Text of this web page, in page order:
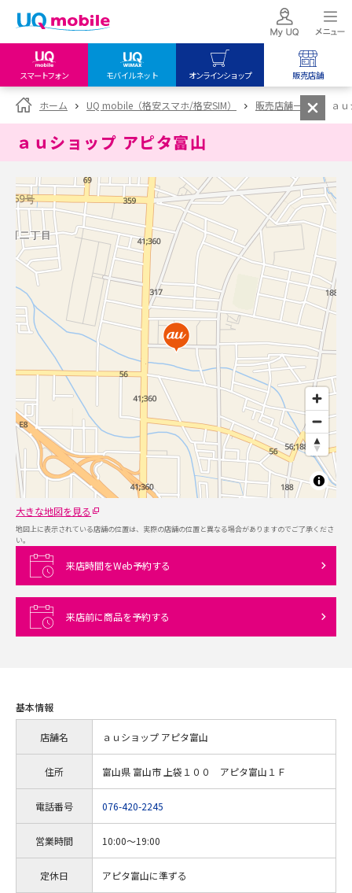
スマートフォン モバイルネット オンラインショップ 販売店舗
my UQ WiMAX
UQ WiMAX ご契約の方
My UQ mobile
UQ mobile
データチャージサイト
UQ mobile
オンラインショップ
UQ WiMAX
UQ mobile
販売店舗
UQ WiMAX
ホーム UQ mobile（格安スマホ/格安SIM） 販売店舗一覧 ａ
ａｕショップ アピタ富山
大きな地図を見る
地図上に表示されている店舗の位置は、実際の店舗の位置と異なる場合がありますのでご了承くださ
い。
来店時間をWeb予約する
来店前に商品を予約する
基本情報
店舗名 ａｕショップ アピタ富山
住所 富山県 富山市 上袋１００ アピタ富山１Ｆ
電話番号 076-420-2245
営業時間 10:00～19:00
定休日 アピタ富山に準ずる